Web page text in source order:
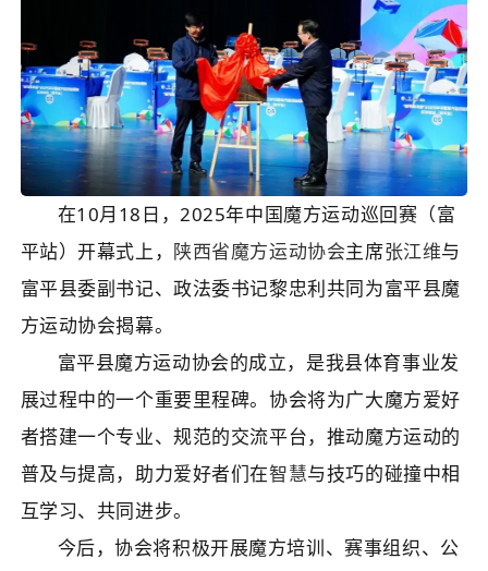
在10月18日，2025年中国魔方运动巡回赛（富
平站）开幕式上， 陕西省魔方运动协会主席张江维与
富平县委副书记、政法委书记黎忠利共同为富平县魔
方运动协会揭幕。
富平县魔方运动协会的成立，是我县体育事业发
展过程中的一个重要里程碑。协会将为广大魔方爱好
者搭建一个专业、规范的交流平台，推动魔方运动的
普及与提高，助力爱好者们在智慧与技巧的碰撞中相
互学习、共同进步。
今后，协会将积极开展魔方培训、赛事组织、公